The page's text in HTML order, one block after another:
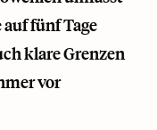
fünf Tage
klare Grenzen
vor